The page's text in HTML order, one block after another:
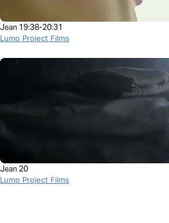
Jean 19:38-20:31
Lumo Project Films
Jean 20
Lumo Project Films